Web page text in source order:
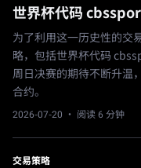
世界杯代码
为了利用这一历史性的交
略，包括世界杯代码
周日决赛的期待不断升温
合约。
2026-07-20 · 阅读 6 分钟
交易策略